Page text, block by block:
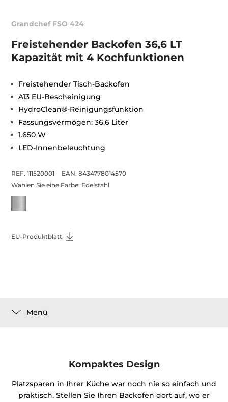
Grandchef FSO 424
Freistehender Backofen 36,6 LT
Kapazität mit 4 Kochfunktionen
Freistehender Tisch-Backofen
A13 EU-Bescheinigung
HydroClean®-Reinigungsfunktion
Fassungsvermögen: 36,6 Liter
1.650 W
LED-Innenbeleuchtung
REF. 111520001
EAN. 8434778014570
Wählen Sie eine Farbe: Edelstahl
EU-Produktblatt
Menü
Kompaktes Design
Platzsparen in Ihrer Küche war noch nie so einfach und
praktisch. Stellen Sie Ihren Backofen dort auf, wo er